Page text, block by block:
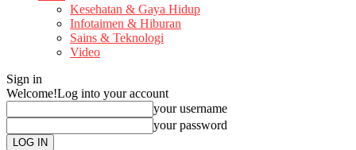
Kesehatan & Gaya Hidup
Infotaimen & Hiburan
Sains & Teknologi
Video
Sign in
Welcome!Log into your account
your username
your password